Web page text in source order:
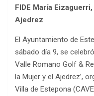
FIDE María
Ajedrez
El Ayuntamiento de
sábado día 9, se
Valle Romano Golf &
la Mujer y el Ajedrez’,
Villa de Estepona